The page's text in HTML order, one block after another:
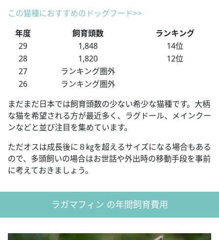
この猫種におすすめのドッグフード>>
年度
飼育頭数
ランキング
29
1,848
14位
28
1,820
12位
27
ランキング圏外
26
ランキング圏外
まだまだ日本では飼育頭数の少ない希少な猫種です。大柄
な猫を希望される方が最近多く、ラグドール、メインクー
ンなどと並び注目を集めています。
ただオスは成長後に８㎏を超えるサイズになる場合もある
ので、多頭飼いの場合はお世話や外出時の移動手段を事前
に考えておきましょう。
ラガマフィン の年間飼育費用